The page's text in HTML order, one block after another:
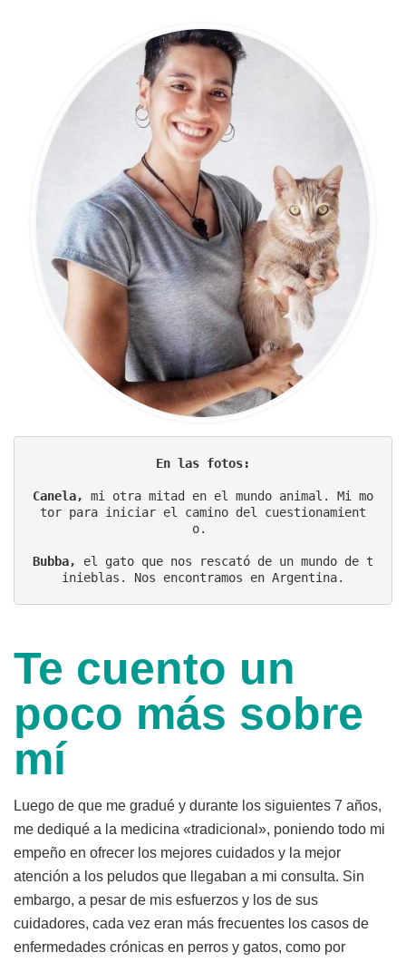
En las fotos:
Canela,
mi otra mitad en el mundo animal. Mi mo
tor para iniciar el camino del cuestionamient
o.
Bubba,
el gato que nos rescató de un mundo de t
inieblas. Nos encontramos en Argentina.
Te cuento un
poco más sobre
mí
Luego de que me gradué y durante los siguientes 7 años,
me dediqué a la medicina «tradicional», poniendo todo mi
empeño en ofrecer los mejores cuidados y la mejor
atención a los peludos que llegaban a mi consulta. Sin
embargo, a pesar de mis esfuerzos y los de sus
cuidadores, cada vez eran más frecuentes los casos de
enfermedades crónicas en perros y gatos, como por